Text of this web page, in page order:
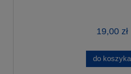
19,00 zł
do koszyka